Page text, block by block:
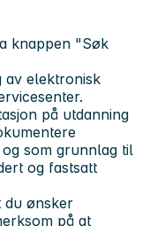
knappen "Søk
av elektronisk
på utdanning
som grunnlag til
og fastsatt
du ønsker
på at